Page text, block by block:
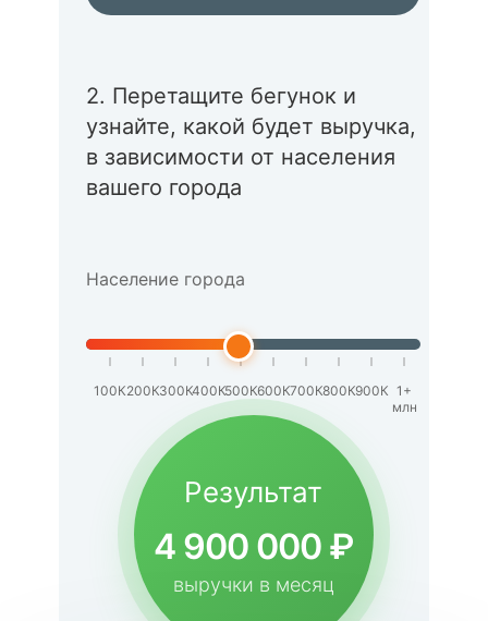
2. Перетащите бегунок и
узнайте, какой будет выручка,
в зависимости от населения
вашего города
Население города
100К200К300К400К500К600К700К800К900К 1+
млн
Результат
4 900 000 ₽
выручки в месяц